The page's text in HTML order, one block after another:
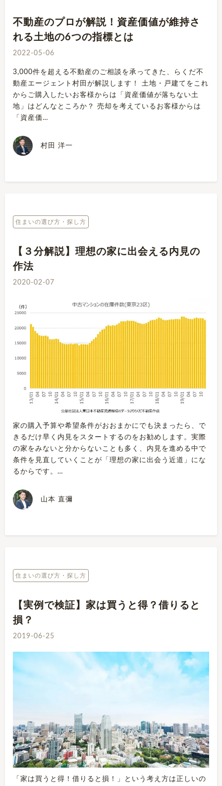
不動産のプロが解説！資産価値が維持さ
れる土地の6つの指標とは
2022-05-06
3,000件を超える不動産のご相談を承ってきた、らくだ不
動産エージェント村田が解説します！ 土地・戸建てをこれ
からご購入したいお客様からは「資産価値が落ちない土
地」はどんなところか？ 売却を考えているお客様からは
「資産価…
村田 洋一
住まいの選び方・探し方
【３分解説】理想の家に出会える内見の
作法
2020-02-07
家の購入予算や希望条件がおおまかにでも決まったら、で
きるだけ早く内見をスタートするのをお勧めします。実際
の家をみないと分からないことも多く、内見を進める中で
条件を見直していくことが「理想の家に出会う近道」にな
るからです。…
山本 直彌
住まいの選び方・探し方
【実例で検証】家は買うと得？借りると
損？
2019-06-25
「家は買うと得！借りると損！」という考え方は正しいの